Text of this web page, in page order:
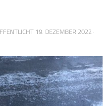
19. DEZEMBER 2022 ·